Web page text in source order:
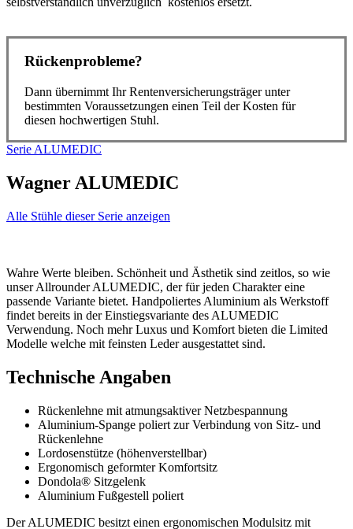
Rückenprobleme?
Dann übernimmt Ihr Rentenversicherungsträger unter
bestimmten Voraussetzungen einen Teil der Kosten für
diesen hochwertigen Stuhl.
Serie ALUMEDIC
Wagner ALUMEDIC
Alle Stühle dieser Serie anzeigen
Wahre Werte bleiben. Schönheit und Ästhetik sind zeitlos, so wie
unser Allrounder ALUMEDIC, der für jeden Charakter eine
passende Variante bietet. Handpoliertes Aluminium als Werkstoff
findet bereits in der Einstiegsvariante des ALUMEDIC
Verwendung. Noch mehr Luxus und Komfort bieten die Limited
Modelle welche mit feinsten Leder ausgestattet sind.
Technische Angaben
Rückenlehne mit atmungsaktiver Netzbespannung
Aluminium-Spange poliert zur Verbindung von Sitz- und
Rückenlehne
Lordosenstütze (höhenverstellbar)
Ergonomisch geformter Komfortsitz
Dondola® Sitzgelenk
Aluminium Fußgestell poliert
Der ALUMEDIC besitzt einen ergonomischen Modulsitz mit